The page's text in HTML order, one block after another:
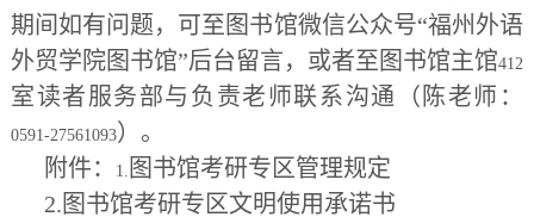
期间如有问题，可至图书馆微信公众号“福州外语
外贸学院图书馆”后台留言，或者至图书馆主馆412
室读者服务部与负责老师联系沟通（陈老师：
0591-27561093）。
附件：
1. 图书馆考研专区管理规定
2.图书馆考研专区文明使用承诺书